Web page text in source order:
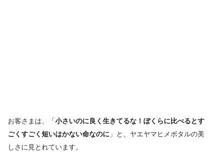
お客さまは、「小さいのに良く生きてるな！ぼくらに比べるとす
ごくすごく短いはかない命なのに 」と、ヤエヤマヒメボタルの美
しさに見とれています。